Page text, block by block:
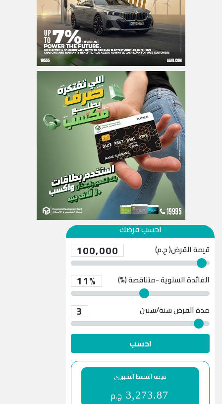
احسب قرضك
قيمة القرض( ج.م) 100,000
الفائدة السنوية -متناقصة (%) 11%
مدة القرض 3 سنة/سنين
احسب
قيمة القسط الشهري
3,273.87 ج.م